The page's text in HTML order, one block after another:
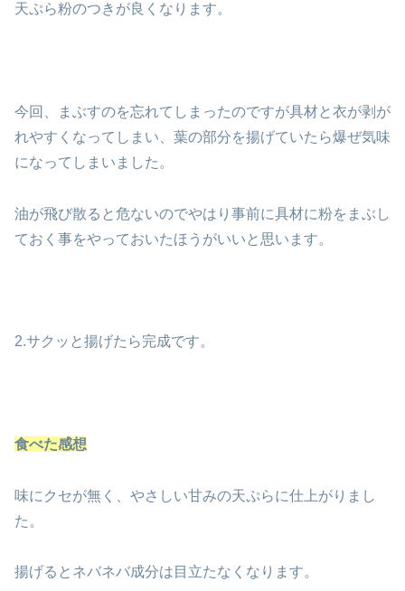
天ぷら粉のつきが良くなります。
今回、まぶすのを忘れてしまったのですが具材と衣が剥が
れやすくなってしまい、葉の部分を揚げていたら爆ぜ気味
になってしまいました。
油が飛び散ると危ないのでやはり事前に具材に粉をまぶし
ておく事をやっておいたほうがいいと思います。
2.サクッと揚げたら完成です。
食べた感想
味にクセが無く、やさしい甘みの天ぷらに仕上がりまし
た。
揚げるとネバネバ成分は目立たなくなります。